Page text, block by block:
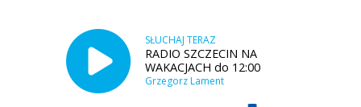
SŁUCHAJ TERAZ
RADIO SZCZECIN NA
WAKACJACH do 12:00
Grzegorz Lament